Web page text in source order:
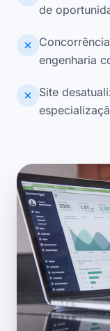
de
engenharia
Site